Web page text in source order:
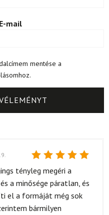
E-mail
mentése a
Értékelés:
5/ 5
tényleg megéri a
a minősége páratlan, és
el a formáját még sok
bármilyen